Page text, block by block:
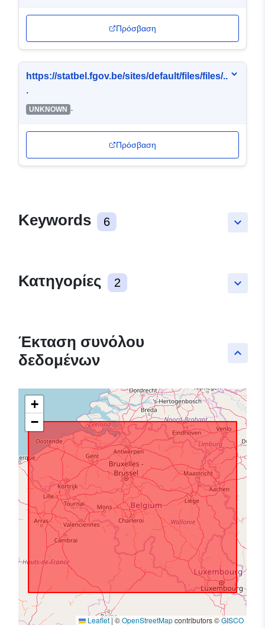
Πρόσβαση
https://statbel.fgov.be/sites/default/files/files/..
.
UNKNOWN -
Πρόσβαση
keyboard_arrow_down
Keywords 6
keyboard_arrow_down
Κατηγορίες 2
keyboard_arrow_up
Έκταση συνόλου
δεδομένων
+
−
Leaflet|©OpenStreetMapcontributors ©GISCO